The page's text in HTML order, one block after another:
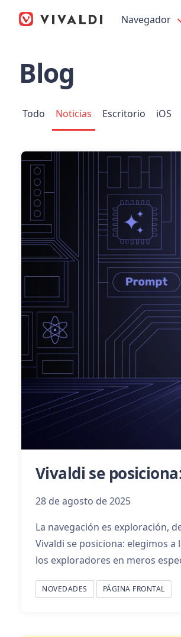
Navegador
Blog
Todo Noticias Escritorio iOS
Vivaldi se
28 de agosto de 2025
La navegación es exploración,
Vivaldi se posiciona: elegimos
los exploradores en meros
NOVEDADES PÁGINA FRONTAL